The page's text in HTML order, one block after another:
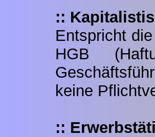
::
Entspricht
HGB
keine
::